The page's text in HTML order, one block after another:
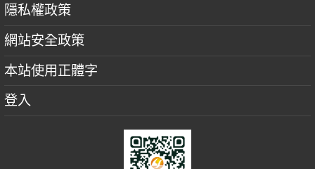
隱私權政策
網站安全政策
本站使用正體字
登入